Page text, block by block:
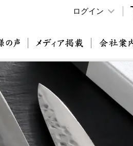
ログイン
質問 お客様の声 メディア掲載